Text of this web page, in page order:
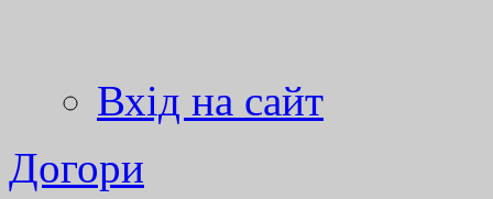
Вхід на сайт
Догори